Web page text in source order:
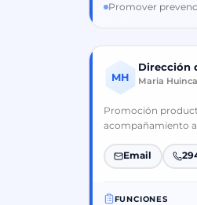
Promover
MH
Dirección
Maria Huinca
Promoción
acompañamiento
Email
FUNCIONES